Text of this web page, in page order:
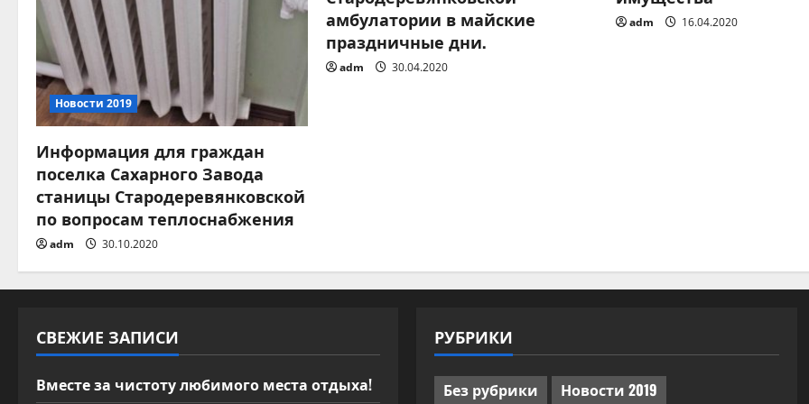
и
я
п
о
з
а
п
с
я
Новости 2019
Информация для граждан
поселка Сахарного Завода
станицы Стародеревянковской
по вопросам теплоснабжения
adm 30.10.2020
амбулатории в майские
праздничные дни.
adm 30.04.2020
adm 16.04.2020
СВЕЖИЕ ЗАПИСИ
Вместе за чистоту любимого места отдыха!
РУБРИКИ
Без рубрики Новости 2019